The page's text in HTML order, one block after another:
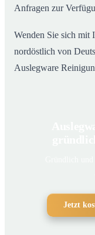
Anfragen zur
Wenden Sie sich mit
nordöstlich von
Auslegware
Jetzt